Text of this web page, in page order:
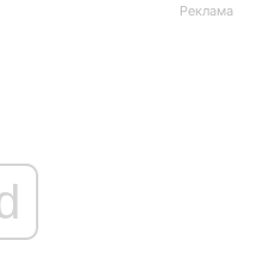
Реклама